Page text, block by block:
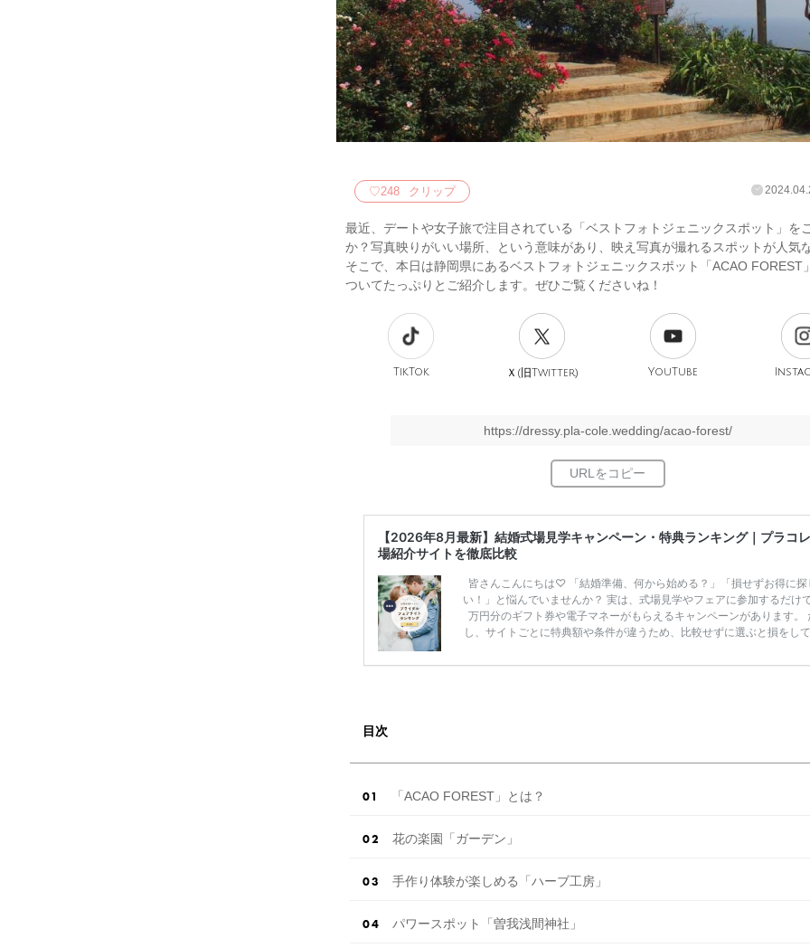
♡248 クリップ
最近、デートや女子旅で注目されている「ベストフォトジェニックスポット」を
か？写真映りがいい場所、という意味があり、映え写真が撮れるスポットが人気
そこで、本日は静岡県にあるベストフォトジェニックスポット「ACAO FOREST
ついてたっぷりとご紹介します。ぜひご覧くださいね！
TikTok Ｘ(旧Twitter) YouTube
https://dressy.pla-cole.wedding/acao-forest/
【2026年8月最新】結婚式場見学キャンペーン・特典ランキング｜プラコ
場紹介サイトを徹底比較
皆さんこんにちは♡ 「結婚準備、何から始める？」「損せずお得に探
い！」と悩んでいませんか？ 実は、式場見学やフェアに参加するだけ
万円分のギフト券や電子マネーがもらえるキャンペーンがあります。
し、サイトごとに特典額や条件が違うため、比較せずに選ぶと損をし
ンペーン特典ランキングを公開！ 比較サイト：プラコレ、ゼクシィ、
目次
「ACAO FOREST」とは？
花の楽園「ガーデン」
手作り体験が楽しめる「ハーブ工房」
パワースポット「曽我浅間神社」